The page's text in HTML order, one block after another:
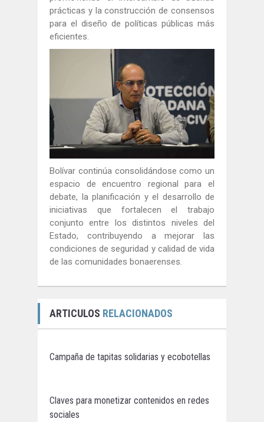
prácticas y la construcción de consensos
para el diseño de políticas públicas más
eficientes.
Bolívar continúa consolidándose como un
espacio de encuentro regional para el
debate, la planificación y el desarrollo de
iniciativas que fortalecen el trabajo
conjunto entre los distintos niveles del
Estado, contribuyendo a mejorar las
condiciones de seguridad y calidad de vida
de las comunidades bonaerenses.
ARTICULOS RELACIONADOS
Campaña de tapitas solidarias y ecobotellas
Claves para monetizar contenidos en redes
sociales